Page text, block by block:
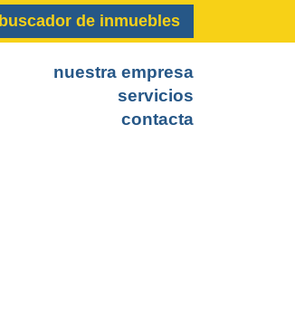
buscador de inmuebles
nuestra empresa
servicios
contacta